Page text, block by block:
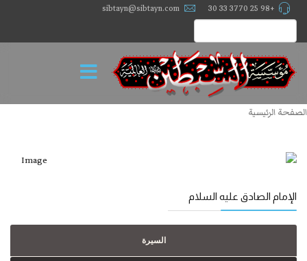
+98 25 3770 33 30
sibtayn@sibtayn.com
الصفحة الرئيسية
الإمام الصادق عليه السلام
السيرة